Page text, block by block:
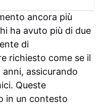
ancora più
ha avuto più di due
di
richiesto come se il
assicurando
Queste
in un contesto